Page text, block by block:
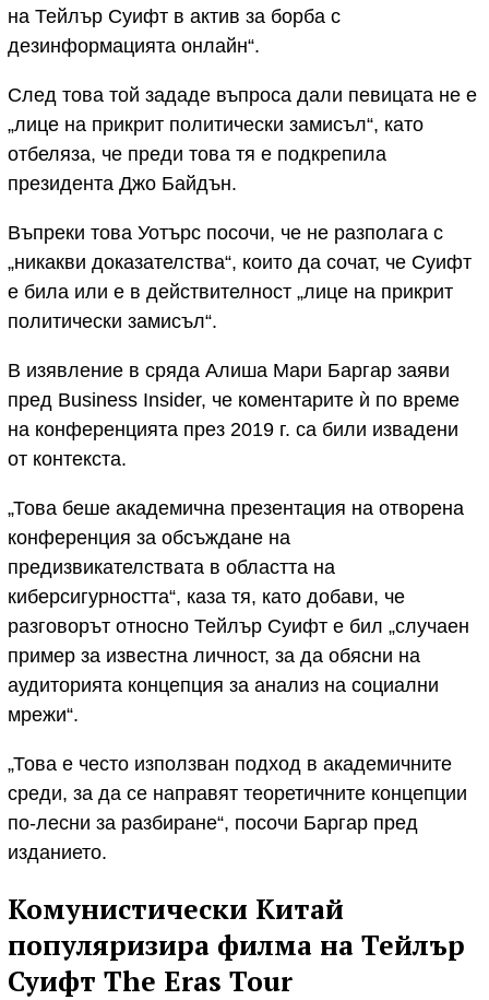
на Тейлър Суифт в актив за борба с
дезинформацията онлайн“.
След това той зададе въпроса дали певицата не е
„лице на прикрит политически замисъл“, като
отбеляза, че преди това тя е подкрепила
президента Джо Байдън.
Въпреки това Уотърс посочи, че не разполага с
„никакви доказателства“, които да сочат, че Суифт
е била или е в действителност „лице на прикрит
политически замисъл“.
В изявление в сряда Алиша Мари Баргар заяви
пред Business Insider, че коментарите ѝ по време
на конференцията през 2019 г. са били извадени
от контекста.
„Това беше академична презентация на отворена
конференция за обсъждане на
предизвикателствата в областта на
киберсигурността“, каза тя, като добави, че
разговорът относно Тейлър Суифт е бил „случаен
пример за известна личност, за да обясни на
аудиторията концепция за анализ на социални
мрежи“.
„Това е често използван подход в академичните
среди, за да се направят теоретичните концепции
по-лесни за разбиране“, посочи Баргар пред
изданието.
Комунистически Китай
популяризира филма на Тейлър
Суифт The Eras Tour